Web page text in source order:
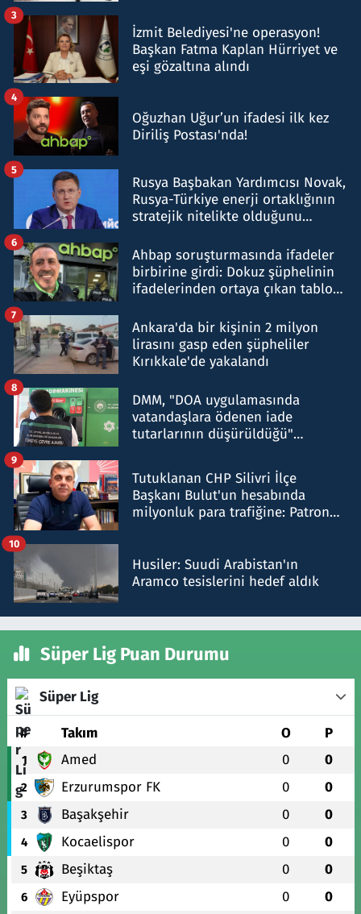
İzmit Belediyesi'ne operasyon!
Başkan Fatma Kaplan Hürriyet ve
eşi gözaltına alındı
3
Oğuzhan Uğur’un ifadesi ilk kez
Diriliş Postası'nda!
4
Rusya Başbakan Yardımcısı Novak,
Rusya-Türkiye enerji ortaklığının
stratejik nitelikte olduğunu
5
Ahbap soruşturmasında ifadeler
birbirine girdi: Dokuz şüphelinin
ifadelerinden ortaya çıkan tablo
6
Ankara'da bir kişinin 2 milyon
lirasını gasp eden şüpheliler
Kırıkkale'de yakalandı
7
DMM, "DOA uygulamasında
vatandaşlara ödenen iade
tutarlarının düşürüldüğü"
8
Tutuklanan CHP Silivri İlçe
Başkanı Bulut'un hesabında
milyonluk para trafiğine: Patron
9
Husiler: Suudi Arabistan'ın
Aramco tesislerini hedef aldık
10
Süper Lig Puan Durumu
Süper Lig
# Takım O P
1 Amed 0 0
2 Erzurumspor FK 0 0
3 Başakşehir 0 0
4 Kocaelispor 0 0
5 Beşiktaş 0 0
6 Eyüpspor 0 0